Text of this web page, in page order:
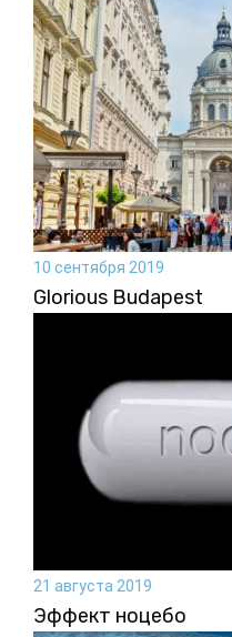
10 сентября 2019
Glorious Budapest
21 августа 2019
Эффект ноцебо